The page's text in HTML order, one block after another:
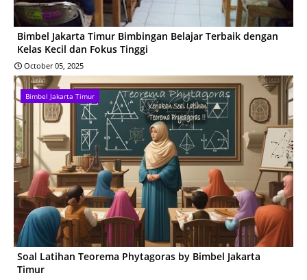
Bimbel Jakarta Timur Bimbingan Belajar Terbaik dengan
Kelas Kecil dan Fokus Tinggi
October 05, 2025
Bimbel Jakarta Timur
Soal Latihan Teorema Phytagoras by Bimbel Jakarta
Timur